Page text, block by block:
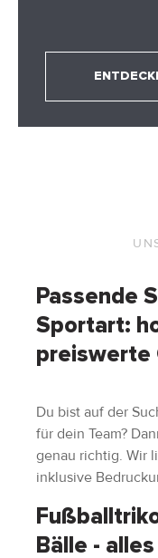
Passende
Sportart:
preiswerte
Du bist auf der
für dein Team?
genau richtig. Wir
inklusive
Bälle -